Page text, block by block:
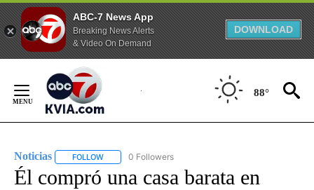
ABC-7 News App
Breaking News Alerts
& Video On Demand
DOWNLOAD
Content
88°
Noticias FOLLOW FOLLOW "NOTICIAS" TO RECEIVE NOTIFICATIONS
0 Followers
Él compró una casa barata en